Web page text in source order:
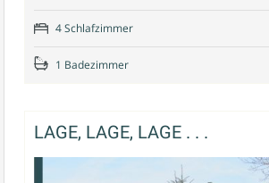
4 Schlafzimmer
1 Badezimmer
LAGE, LAGE, LAGE . . .